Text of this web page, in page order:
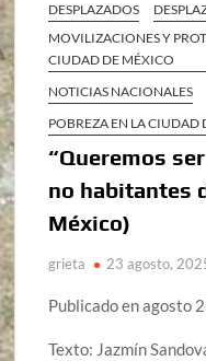
DESPLAZADOS
MOVILIZACIONES Y
CIUDAD DE MÉXICO
NOTICIAS NACIONALES
POBREZA EN LA CIUDAD
“Queremos
no habitantes
México)
grieta 23 agosto,
Publicado en agosto
Texto: Jazmín